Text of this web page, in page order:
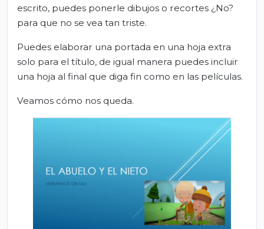
escrito, puedes ponerle dibujos o recortes ¿No?
para que no se vea tan triste.
Puedes elaborar una portada en una hoja extra
solo para el título, de igual manera puedes incluir
una hoja al final que diga fin como en las películas.
Veamos cómo nos queda.